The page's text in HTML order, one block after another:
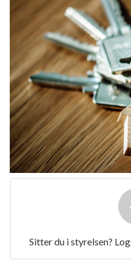
Sitter du i styrelsen?